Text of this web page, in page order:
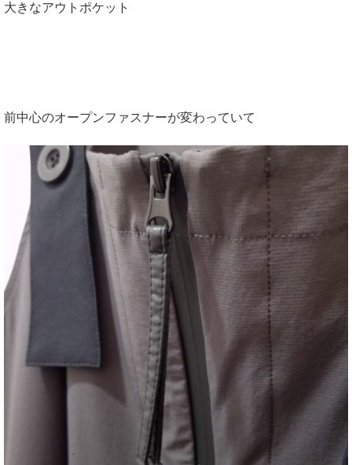
大きなアウトポケット
前中心のオープンファスナーが変わっていて